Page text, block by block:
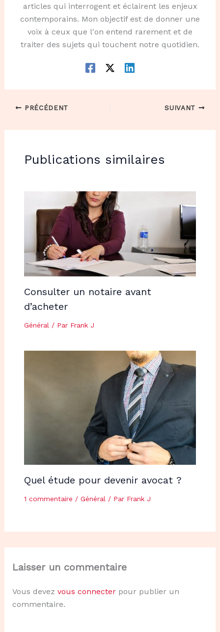
articles qui interrogent et éclairent les enjeux
contemporains. Mon objectif est de donner une
voix à ceux que l'on entend rarement et de
traiter des sujets qui touchent notre quotidien.
PRÉCÉDENT SUIVANT
Publications similaires
Consulter un notaire avant
d’acheter
Général / Par Frank J
Quel étude pour devenir avocat ?
1 commentaire / Général/ Par Frank J
Laisser un commentaire
Vous devez vous connecterpour publier un
commentaire.